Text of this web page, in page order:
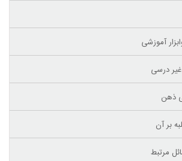
درسی
ذهن
بر آن
مرتبط